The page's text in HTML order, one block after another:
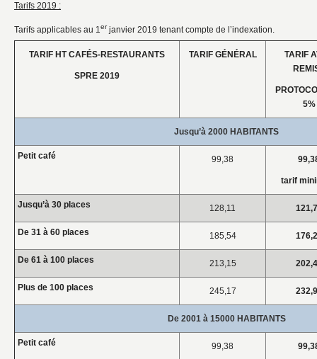
Tarifs 2019 :
Tarifs applicables au 1er janvier 2019 tenant compte de l’indexation.
TARIF HT CAFÉS-RESTAURANTS
SPRE 2019
TARIF GÉNÉRAL
TARIF
5%
Jusqu’à 2000 HABITANTS
Petit café 99,38
tarif
Jusqu’à 30 places 128,11
De 31 à 60 places 185,54
De 61 à 100 places 213,15
Plus de 100 places 245,17
De 2001 à 15000 HABITANTS
Petit café 99,38